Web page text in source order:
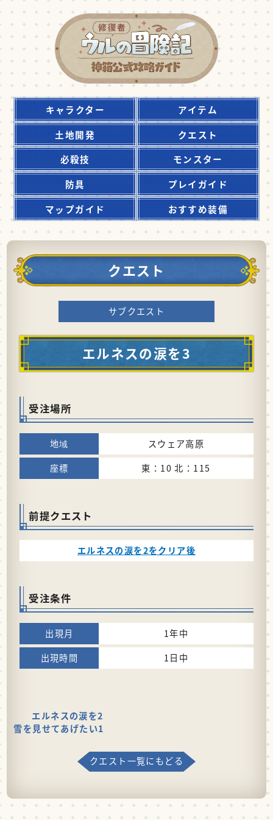
キャラクター
アイテム
土地開発
クエスト
必殺技
モンスター
防具
プレイガイド
マップガイド
おすすめ装備
クエスト
サブクエスト
エルネスの涙を3
受注場所
スウェア高原
東：10 北：115
前提クエスト
エルネスの涙を2をクリア後
受注条件
1年中
1日中
エルネスの涙を2
雪を見せてあげたい1
クエスト一覧にもどる